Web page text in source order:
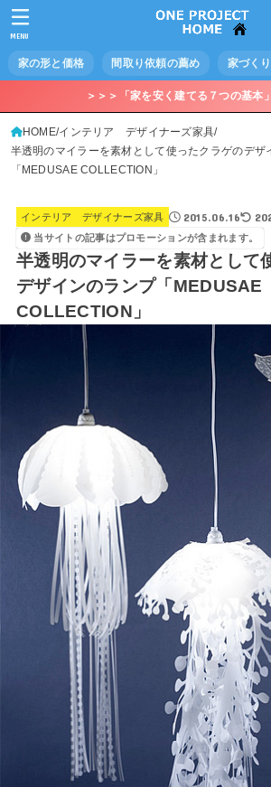
家の形と価格 間取り依頼の薦め 家づく
MENU
＞＞＞「家を安く建てる７つの基本
HOME インテリア デザイナーズ家具
半透明のマイラーを素材として使ったクラゲのデザ
「MEDUSAE COLLECTION」
インテリア デザイナーズ家具 2015.06.16
当サイトの記事はプロモーションが含まれます。
半透明のマイラーを素材として
デザインのランプ「MEDUSAE
COLLECTION」